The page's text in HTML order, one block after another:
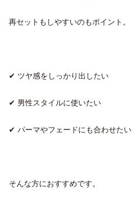
再セットもしやすいのもポイント。
✔ ツヤ感をしっかり出したい
✔ 男性スタイルに使いたい
✔ パーマやフェードにも合わせたい
そんな方におすすめです。